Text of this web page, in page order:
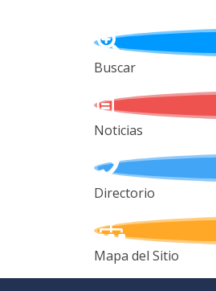
Buscar
Noticias
Directorio
Mapa del Sitio